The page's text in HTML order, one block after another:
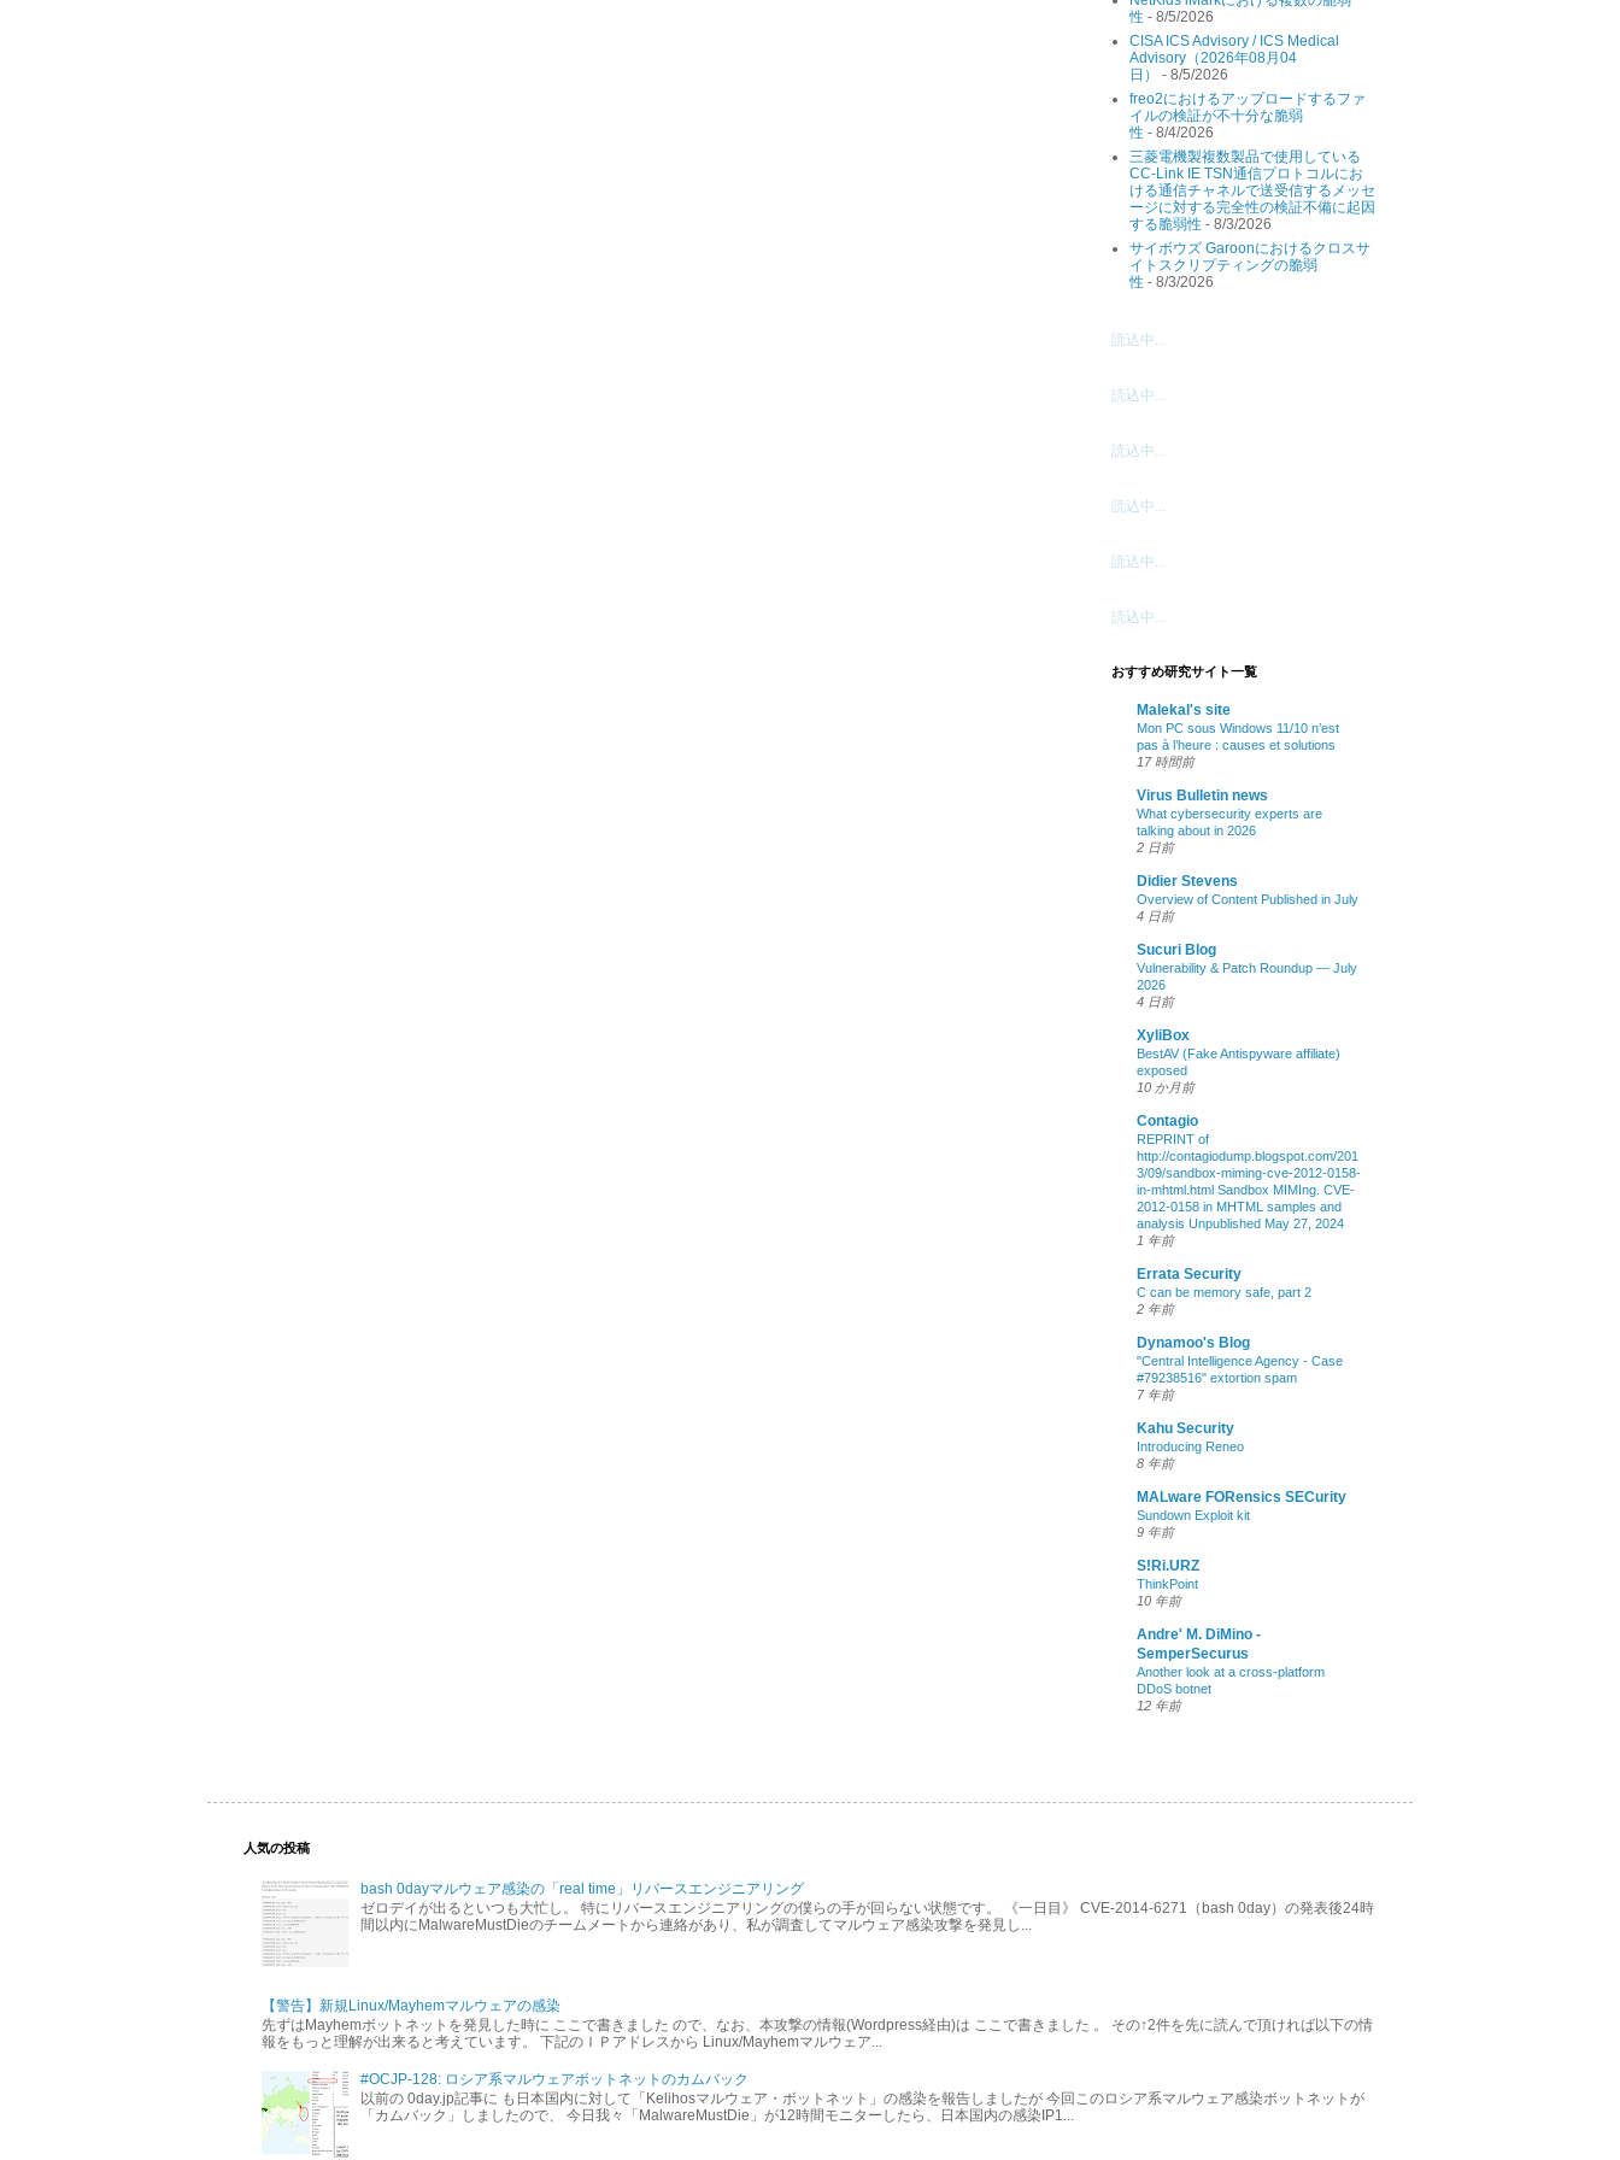
性 - 8/5/2026
CISA ICS Advisory / ICS Medical
Advisory（2026年08月04
日）
- 8/5/2026
freo2におけるアップロードするファ
イルの検証が不十分な脆弱
性 - 8/4/2026
三菱電機製複数製品で使用している
CC-Link IE TSN通信プロトコルにお
ける通信チャネルで送受信するメッセ
ージに対する完全性の検証不備に起因
する脆弱性 - 8/3/2026
サイボウズ Garoonにおけるクロスサ
イトスクリプティングの脆弱
性 - 8/3/2026
読込中...
読込中...
読込中...
読込中...
読込中...
読込中...
おすすめ研究サイト一覧
Malekal's site
Mon PC sous Windows 11/10 n’est
pas à l’heure : causes et solutions
17 時間前
Virus Bulletin news
What cybersecurity experts are
talking about in 2026
2 日前
Didier Stevens
Overview of Content Published in July
4 日前
Sucuri Blog
Vulnerability & Patch Roundup — July
2026
4 日前
XyliBox
BestAV (Fake Antispyware affiliate)
exposed
10 か月前
Contagio
REPRINT of
http://contagiodump.blogspot.com/201
3/09/sandbox-miming-cve-2012-0158-
in-mhtml.html Sandbox MIMIng. CVE-
2012-0158 in MHTML samples and
analysis Unpublished May 27, 2024
1 年前
Errata Security
C can be memory safe, part 2
2 年前
Dynamoo's Blog
"Central Intelligence Agency - Case
#79238516" extortion spam
7 年前
Kahu Security
Introducing Reneo
8 年前
MALware FORensics SECurity
Sundown Exploit kit
9 年前
S!Ri.URZ
ThinkPoint
10 年前
Andre' M. DiMino -
SemperSecurus
Another look at a cross-platform
DDoS botnet
12 年前
人気の投稿
bash 0dayマルウェア感染の「real time」リバースエンジニアリング
ゼロデイが出るといつも大忙し。 特にリバースエンジニアリングの僕らの手が回らない状態です。 《一日目》 CVE-2014-6271（bash 0day）の発表後24時
間以内にMalwareMustDieのチームメートから連絡があり、私が調査してマルウェア感染攻撃を発見し...
【警告】新規Linux/Mayhemマルウェアの感染
先ずはMayhemボットネットを発見した時に ここで書きました ので、なお、本攻撃の情報(Wordpress経由)は ここで書きました 。 その↑2件を先に読んで頂ければ以下の情
報をもっと理解が出来ると考えています。 下記のＩＰアドレスから Linux/Mayhemマルウェア...
#OCJP-128: ロシア系マルウェアボットネットのカムバック
以前の 0day.jp記事に も日本国内に対して「Kelihosマルウェア・ボットネット」の感染を報告しましたが 今回このロシア系マルウェア感染ボットネットが
「カムバック」しましたので、 今日我々「MalwareMustDie」が12時間モニターしたら、日本国内の感染IP1...